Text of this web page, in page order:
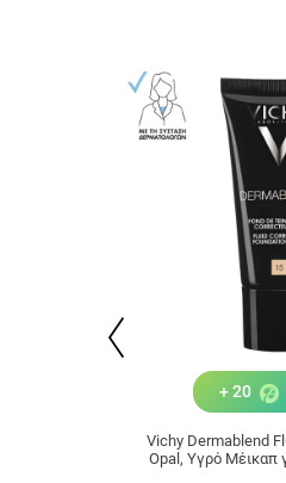
+ 20
Vichy Dermablend
Opal, Υγρό Μέικαπ